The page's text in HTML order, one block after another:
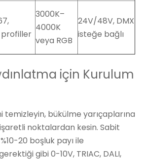
3000K–
4000K
veya RGB
24V/48V, DMX
isteğe bağlı
için Kurulum
temizleyin, bükülme yarıçaplarına
noktalardan kesin. Sabit
20 boşluk payı ile
gibi 0-10V, TRIAC, DALI,